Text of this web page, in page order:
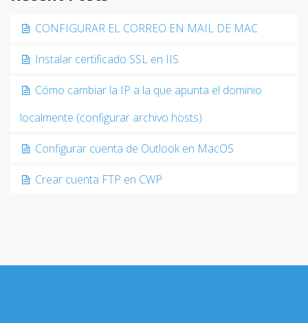
CONFIGURAR EL CORREO EN MAIL DE MAC
Instalar certificado SSL en IIS
Cómo cambiar la IP a la que apunta el dominio
localmente (configurar archivo hosts)
Configurar cuenta de Outlook en MacOS
Crear cuenta FTP en CWP